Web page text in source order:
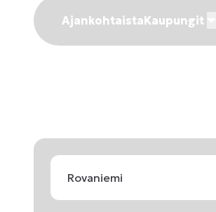
AjankohtaistaKaupungit